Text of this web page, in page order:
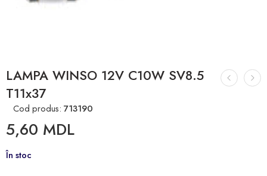
LAMPA WINSO 12V C10W SV8.5
T11x37
Cod produs: 713190
5,60 MDL
În stoc